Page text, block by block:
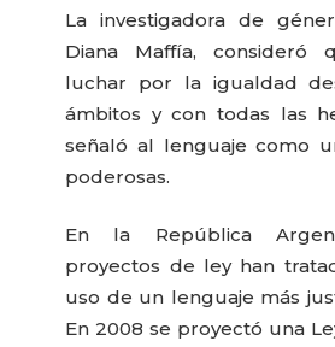
La investigadora de
Diana Maffía, consideró
luchar por la igualdad
ámbitos y con todas las
señaló al lenguaje como
poderosas.
En la República
proyectos de ley han
uso de un lenguaje más
En 2008 se proyectó una